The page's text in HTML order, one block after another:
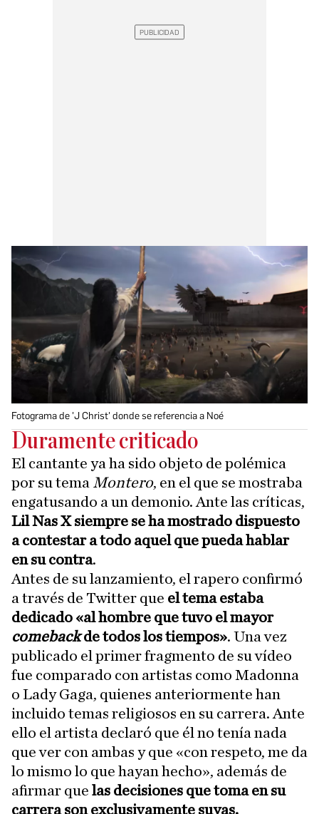
Fotograma de 'J Christ' donde se referencia a Noé
Duramente criticado
El cantante ya ha sido objeto de polémica
por su tema Montero, en el que se mostraba
engatusando a un demonio. Ante las críticas,
Lil Nas X siempre se ha mostrado dispuesto
a contestar a todo aquel que pueda hablar
en su contra.
Antes de su lanzamiento, el rapero confirmó
a través de Twitter que el tema estaba
dedicado «al hombre que tuvo el mayor
comebackde todos los tiempos». Una vez
publicado el primer fragmento de su vídeo
fue comparado con artistas como Madonna
o Lady Gaga, quienes anteriormente han
incluido temas religiosos en su carrera. Ante
ello el artista declaró que él no tenía nada
que ver con ambas y que «con respeto, me da
lo mismo lo que hayan hecho», además de
afirmar que las decisiones que toma en su
carrera son exclusivamente suyas.